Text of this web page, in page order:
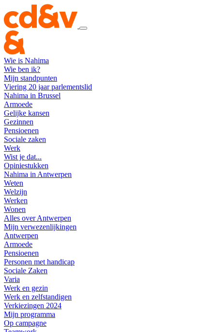
Wie is Nahima
Wie ben ik?
Mijn standpunten
Viering 20 jaar parlementslid
Nahima in Brussel
Armoede
Gelijke kansen
Gezinnen
Pensioenen
Sociale zaken
Werk
Wist je dat...
Opiniestukken
Nahima in Antwerpen
Weten
Welzijn
Werken
Wonen
Alles over Antwerpen
Mijn verwezenlijkingen
Antwerpen
Armoede
Pensioenen
Personen met handicap
Sociale Zaken
Varia
Werk en gezin
Werk en zelfstandigen
Verkiezingen 2024
Mijn programma
Op campagne